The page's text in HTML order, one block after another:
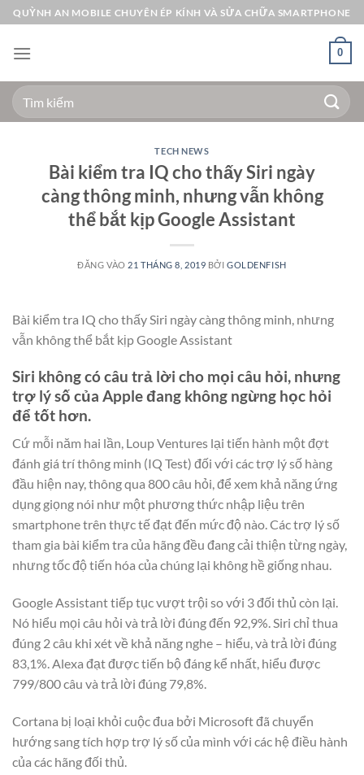
Bỏ
qua
nội
QUỲNH AN MOBILE CHUYÊN ÉP KÍNH VÀ SỬA CHỮA SMARTPHONE
0
Tìm
kiếm:
TECH NEWS
Bài kiểm tra IQ cho thấy Siri ngày
càng thông minh, nhưng vẫn không
thể bắt kịp Google Assistant
ĐĂNG VÀO 21 THÁNG 8, 2019 BỞIGOLDENFISH
Bài kiểm tra IQ cho thấy Siri ngày càng thông minh, nhưng
vẫn không thể bắt kịp Google Assistant
Siri không có câu trả lời cho mọi câu hỏi, nhưng
trợ lý số của Apple đang không ngừng học hỏi
để tốt hơn.
Cứ mỗi năm hai lần, Loup Ventures lại tiến hành một đợt
đánh giá trí thông minh (IQ Test) đối với các trợ lý số hàng
đầu hiện nay, thông qua 800 câu hỏi, để xem khả năng ứng
dụng giọng nói như một phương thức nhập liệu trên
smartphone trên thực tế đạt đến mức độ nào. Các trợ lý số
tham gia bài kiểm tra của hãng đều đang cải thiện từng ngày,
nhưng tốc độ tiến hóa của chúng lại không hề giống nhau.
Google Assistant tiếp tục vượt trội so với 3 đối thủ còn lại.
Nó hiểu mọi câu hỏi và trả lời đúng đến 92,9%. Siri chỉ thua
đúng 2 câu khi xét về khả năng nghe – hiểu, và trả lời đúng
83,1%. Alexa đạt được tiến bộ đáng kể nhất, hiểu được
799/800 câu và trả lời đúng 79,8%.
Cortana bị loại khỏi cuộc đua bởi Microsoft đã chuyển
hướng sang tích hợp trợ lý số của mình với các hệ điều hành
của các hãng đối thủ.